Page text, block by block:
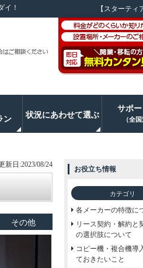
イ！ 【スターティ
ン
状況にあわせて選ぶ
サポー
（全国
新日:2023/08/24
その他
お役立ち情報
カテゴリ
各メーカーの特徴に
リース契約・解約と
の選択肢について
コピー機・複合機導
ておきたいこと